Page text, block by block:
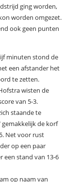
ging worden,
worden omgezet.
ook geen punten
minuten stond de
een afstander het
te zetten.
wisten de
van 5-3.
staande te
de korf
Net voor rust
op een paar
een stand van 13-6
op naam van